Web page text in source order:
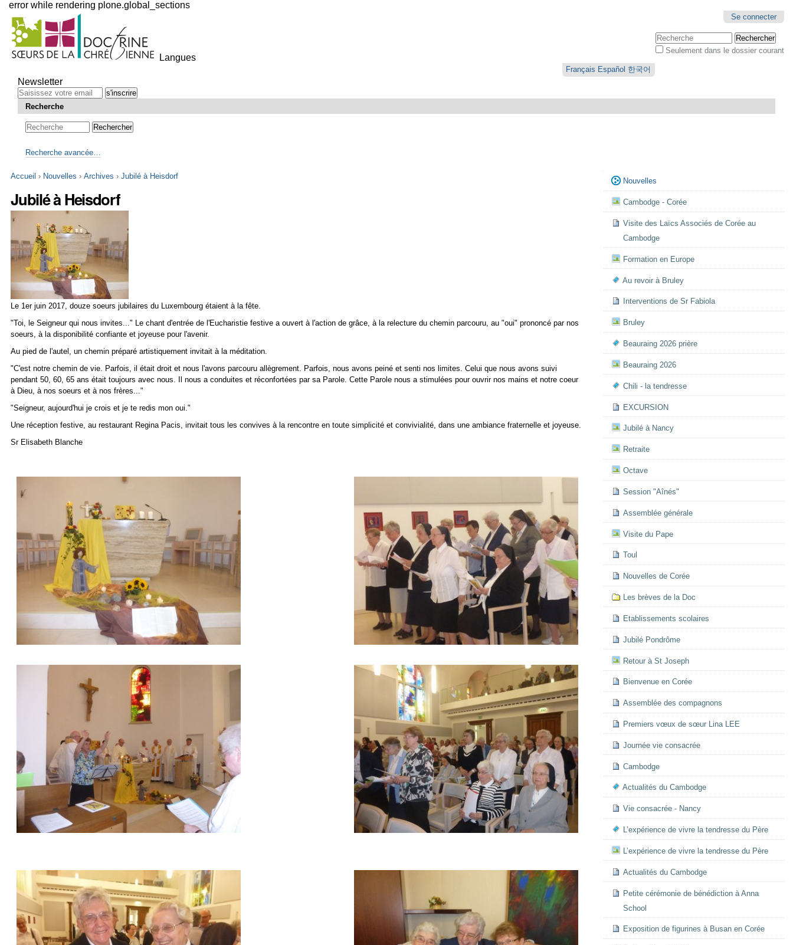
error while rendering plone.global_sections
Outils
personnels
Se connecter
Chercher par
Seulement dans le dossier courant
Langues
Français Español 한국어
au
contenu.
Aller
Newsletter
Recherche
Recherche avancée…
Accueil › Nouvelles ›Archives ›Jubilé à Heisdorf
Jubilé à Heisdorf
Le 1er juin 2017, douze soeurs jubilaires du Luxembourg étaient à la fête.
"Toi, le Seigneur qui nous invites..." Le chant d'entrée de l'Eucharistie festive a ouvert à l'action de grâce, à la relecture du chemin parcouru, au "oui" prononcé par nos
soeurs, à la disponibilité confiante et joyeuse pour l'avenir.
Au pied de l'autel, un chemin préparé artistiquement invitait à la méditation.
"C'est notre chemin de vie. Parfois, il était droit et nous l'avons parcouru allègrement. Parfois, nous avons peiné et senti nos limites. Celui que nous avons suivi
pendant 50, 60, 65 ans était toujours avec nous. Il nous a conduites et réconfortées par sa Parole. Cette Parole nous a stimulées pour ouvrir nos mains et notre coeur
à Dieu, à nos soeurs et à nos frères..."
"Seigneur, aujourd'hui je crois et je te redis mon oui."
Une réception festive, au restaurant Regina Pacis, invitait tous les convives à la rencontre en toute simplicité et convivialité, dans une ambiance fraternelle et joyeuse.
Sr Elisabeth Blanche
Navigation
Nouvelles
Cambodge - Corée
Visite des Laïcs Associés de Corée au
Cambodge
Formation en Europe
Au revoir à Bruley
Interventions de Sr Fabiola
Bruley
Beauraing 2026 prière
Beauraing 2026
Chili - la tendresse
EXCURSION
Jubilé à Nancy
Retraite
Octave
Session "Aînés"
Assemblée générale
Visite du Pape
Toul
Nouvelles de Corée
Les brèves de la Doc
Etablissements scolaires
Jubilé Pondrôme
Retour à St Joseph
Bienvenue en Corée
Assemblée des compagnons
Premiers vœux de sœur Lina LEE
Journée vie consacrée
Cambodge
Actualités du Cambodge
Vie consacrée - Nancy
L’expérience de vivre la tendresse du Père
L’expérience de vivre la tendresse du Père
Actualités du Cambodge
Petite cérémonie de bénédiction à Anna
School
Exposition de figurines à Busan en Corée